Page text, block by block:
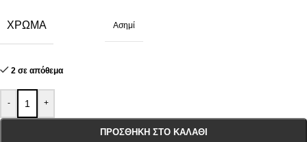
ΧΡΏΜΑ Ασημί
2 σε απόθεμα
- +
ΠΡΟΣΘΉΚΗ ΣΤΟ ΚΑΛΆΘΙ